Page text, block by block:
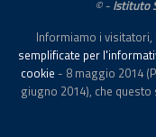
© - Istituto
Informiamo i visitatori,
semplificate per
cookie - 8 maggio 2014
giugno 2014), che